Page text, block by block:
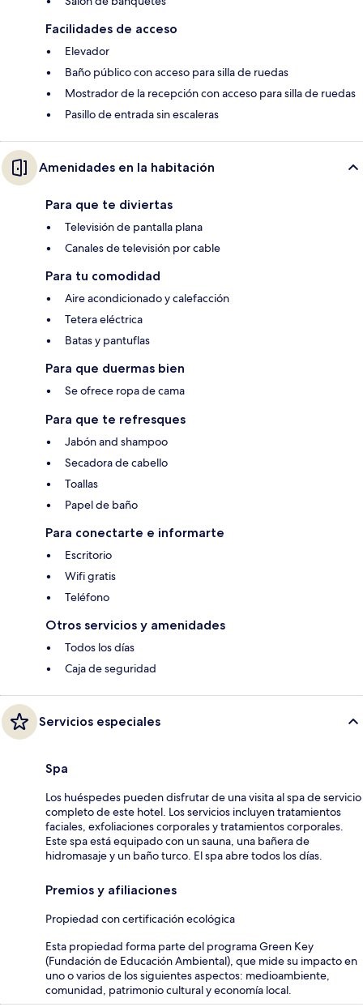
Facilidades de acceso
Elevador
Baño público con acceso para silla de ruedas
Mostrador de la recepción con acceso para silla de ruedas
Pasillo de entrada sin escaleras
Amenidades en la habitación
Para que te diviertas
Televisión de pantalla plana
Canales de televisión por cable
Para tu comodidad
Aire acondicionado y calefacción
Tetera eléctrica
Batas y pantuflas
Para que duermas bien
Se ofrece ropa de cama
Para que te refresques
Jabón and shampoo
Secadora de cabello
Toallas
Papel de baño
Para conectarte e informarte
Escritorio
Wifi gratis
Teléfono
Otros servicios y amenidades
Todos los días
Caja de seguridad
Servicios especiales
Spa
Los huéspedes pueden disfrutar de una visita al spa de servicio
completo de este hotel. Los servicios incluyen tratamientos
faciales, exfoliaciones corporales y tratamientos corporales.
Este spa está equipado con un sauna, una bañera de
hidromasaje y un baño turco. El spa abre todos los días.
Premios y afiliaciones
Propiedad con certificación ecológica
Esta propiedad forma parte del programa Green Key
(Fundación de Educación Ambiental), que mide su impacto en
uno o varios de los siguientes aspectos: medioambiente,
comunidad, patrimonio cultural y economía local.